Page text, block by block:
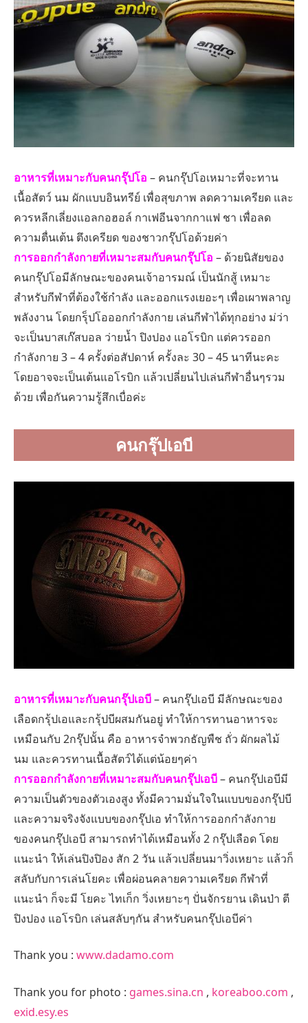
อาหารที่เหมาะกับคนกรุ๊ปโอ – คนกรุ๊ปโอเหมาะที่จะทาน
เนื้อสัตว์ นม ผักแบบอินทรีย์ เพื่อสุขภาพ ลดความเครียด และ
ควรหลีกเลี่ยงแอลกอฮอล์ กาเฟอีนจากกาแฟ ชา เพื่อลด
ความตื่นเต้น ตึงเครียด ของชาวกรุ๊ปโอด้วยค่า
การออกกำลังกายที่เหมาะสมกับคนกรุ๊ปโอ – ด้วยนิสัยของ
คนกรุ๊ปโอมีลักษณะของคนเจ้าอารมณ์ เป็นนักสู้ เหมาะ
สำหรับกีฬาที่ต้องใช้กำลัง และออกแรงเยอะๆ เพื่อเผาพลาญ
พลังงาน โดยกรุ็ปโอออกกำลังกาย เล่นกีฬาได้ทุกอย่าง ม่ว่า
จะเป็นบาสเก๊สบอล ว่ายน้ำ ปิงปอง แอโรบิก แต่ควรออก
กำลังกาย 3 – 4 ครั้งต่อสัปดาห์ ครั้งละ 30 – 45 นาทีนะคะ
โดยอาจจะเป็นเต้นแอโรบิก แล้วเปลี่ยนไปเล่นกีฬาอื่นๆรวม
ด้วย เพื่อกันความรู้สึกเบื่อค่ะ
คนกรุ๊ปเอบี
อาหารที่เหมาะกับคนกรุ๊ปเอบี– คนกรุ๊ปเอบี มีลักษณะของ
เลือดกรุ้ปเอและกรุ้ปบีผสมกันอยู่ ทำให้การทานอาหารจะ
เหมือนกับ 2กรุ๊ปนั้น คือ อาหารจำพวกธัญพืช ถั่ว ผักผลไม้
นม และควรทานเนื้อสัตว์ได้แต่น้อยๆค่า
การออกกำลังกายที่เหมาะสมกับคนกรุ๊ปเอบี– คนกรุ๊ปเอบีมี
ความเป็นตัวของตัวเองสูง ทั้งมีความมั่นใจในแบบของกรุ๊ปบี
และความจริงจังแบบของกรุ๊ปเอ ทำให้การออกกำลังกาย
ของคนกรุ๊ปเอบี สามารถทำได้เหมือนทั้ง 2 กรุ๊ปเลือด โดย
แนะนำ ให้เล่นปิงปิอง สัก 2 วัน แล้วเปลี่ยนมาวิ่งเหยาะ แล้วก็
สลับกับการเล่นโยคะ เพื่อผ่อนคลายความเครียด กีฬาที่
แนะนำ ก็จะมี โยคะ ไทเก็ก วิ่งเหยาะๆ ปั่นจักรยาน เดินป่า ตี
ปิงปอง แอโรบิก เล่นสลับๆกัน สำหรับคนกรุ๊ปเอบีค่า
Thank you : www.dadamo.com
Thank you for photo : games.sina.cn , koreaboo.com ,
exid.esy.es